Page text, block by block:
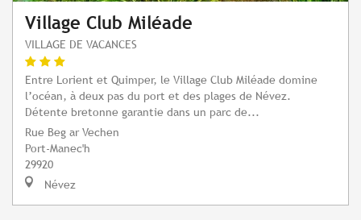
Village Club Miléade
VILLAGE DE VACANCES
Entre Lorient et Quimper, le Village Club Miléade domine
l’océan, à deux pas du port et des plages de Névez.
Détente bretonne garantie dans un parc de...
Rue Beg ar Vechen
Port-Manec'h
29920
Névez